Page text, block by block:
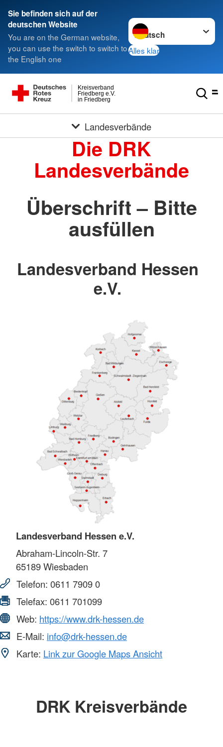
Sie befinden sich auf der
deutschen Website
You are on the German website,
you can use the switch to switch to
the English one
Sprache wechseln zu
Alles klar
in Friedberg
Friedberg e.V.
Kreisverband
Landesverbände
Die DRK
Landesverbände
Überschrift – Bitte
ausfüllen
Landesverband Hessen
e.V.
Landesverband Hessen e.V.
Abraham-Lincoln-Str. 7
65189Wiesbaden
Telefon: 0611 7909 0
Telefax: 0611 701099
Web: https://www.drk-hessen.de
E-Mail: info@drk-hessen.de
Karte: Link zur Google Maps Ansicht
DRK Kreisverbände